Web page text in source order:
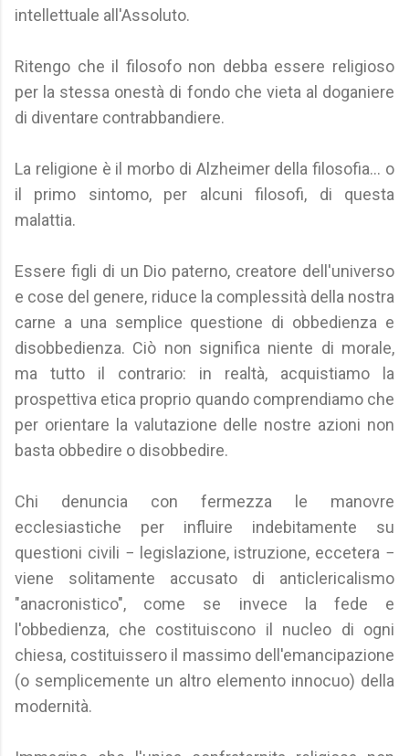
intellettuale all'Assoluto.
Ritengo che il filosofo non debba essere religioso
per la stessa onestà di fondo che vieta al doganiere
di diventare contrabbandiere.
La religione è il morbo di Alzheimer della filosofia... o
il primo sintomo, per alcuni filosofi, di questa
malattia.
Essere figli di un Dio paterno, creatore dell'universo
e cose del genere, riduce la complessità della nostra
carne a una semplice questione di obbedienza e
disobbedienza. Ciò non significa niente di morale,
ma tutto il contrario: in realtà, acquistiamo la
prospettiva etica proprio quando comprendiamo che
per orientare la valutazione delle nostre azioni non
basta obbedire o disobbedire.
Chi denuncia con fermezza le manovre
ecclesiastiche per influire indebitamente su
questioni civili − legislazione, istruzione, eccetera −
viene solitamente accusato di anticlericalismo
"anacronistico", come se invece la fede e
l'obbedienza, che costituiscono il nucleo di ogni
chiesa, costituissero il massimo dell'emancipazione
(o semplicemente un altro elemento innocuo) della
modernità.